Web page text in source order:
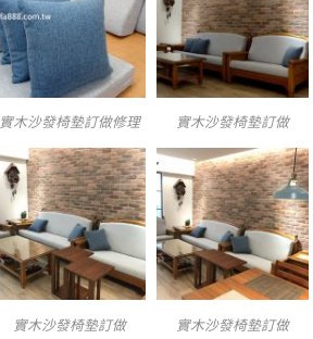
實木沙發椅墊訂做修理 實木沙發椅墊訂做
實木沙發椅墊訂做 實木沙發椅墊訂做